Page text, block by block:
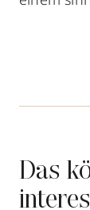
Das